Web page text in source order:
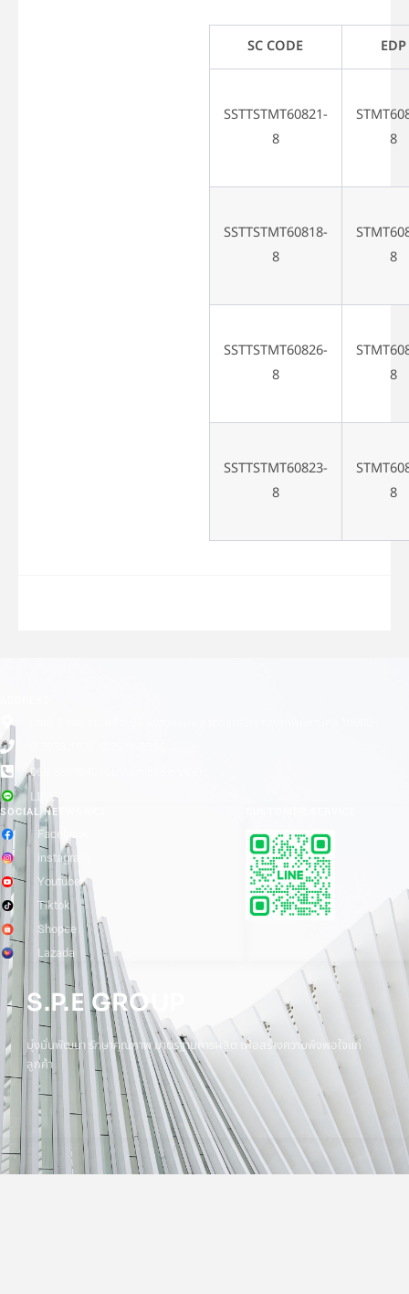
SC CODE EDP
SSTTSTMT60821-
8
8
SSTTSTMT60818-
8
8
SSTTSTMT60826-
8
8
SSTTSTMT60823-
8
8
065-8899840 (Customer Service)
LINE
SOCIAL NETWORKS
Facebook
instagram
Youtube
Tiktok
Shopee
Lazada
S.P.E GROUP
มุ่งมั่นพัฒนา รักษาคุณภาพ มาตรฐานการผลิต เพื่อสร้างความพึงพอใจแก่
ลูกค้า